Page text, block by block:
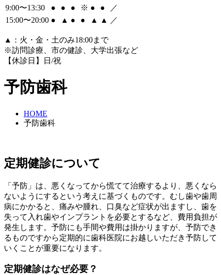
9:00〜13:30
● ● ● ※ ● ●
／
15:00〜20:00 ● ▲ ● ● ▲ ▲ ／
▲
：火・金・土のみ18:00まで
※訪問診療、市の健診、大学出張など
【休診日】日/祝
予防歯科
HOME
予防歯科
定期健診について
「予防」は、悪くなってから慌てて治療するより、悪くなら
ないようにするという考えに基づくものです。むし歯や歯周
病にかかると、痛みや腫れ、口臭など症状が出ますし、歯を
失って入れ歯やインプラントを必要とするなど、費用負担が
発生します。予防にも手間や費用は掛かりますが、予防でき
るものですから定期的に歯科医院にお越しいただき予防して
いくことが重要になります。
定期健診はなぜ必要？